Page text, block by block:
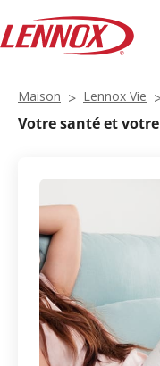
Maison Lennox Vie
Votre santé et